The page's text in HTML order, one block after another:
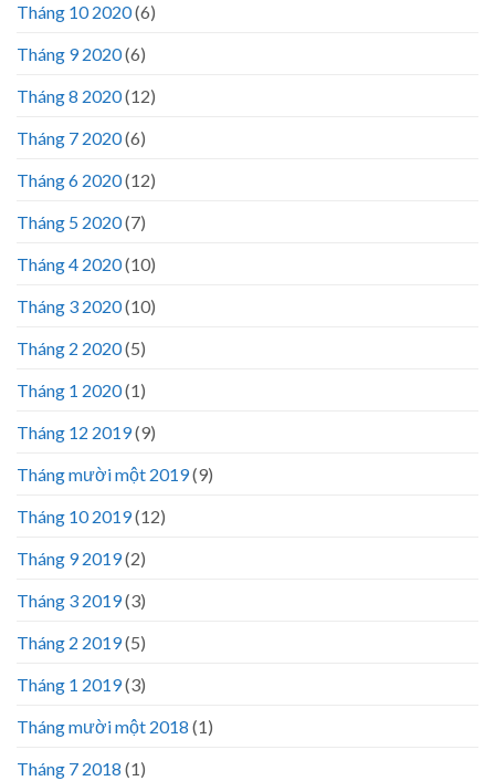
Tháng 10 2020(6)
Tháng 9 2020(6)
Tháng 8 2020(12)
Tháng 7 2020(6)
Tháng 6 2020(12)
Tháng 5 2020(7)
Tháng 4 2020(10)
Tháng 3 2020(10)
Tháng 2 2020(5)
Tháng 1 2020(1)
Tháng 12 2019(9)
Tháng mười một 2019(9)
Tháng 10 2019(12)
Tháng 9 2019(2)
Tháng 3 2019(3)
Tháng 2 2019(5)
Tháng 1 2019(3)
Tháng mười một 2018 (1)
Tháng 7 2018 (1)